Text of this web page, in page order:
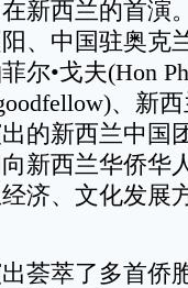
新西兰的首演
、中国驻奥克
尔•戈夫(Hon
、新
的新西兰中国
新西兰华侨华
济、文化发展
萃了多首侨